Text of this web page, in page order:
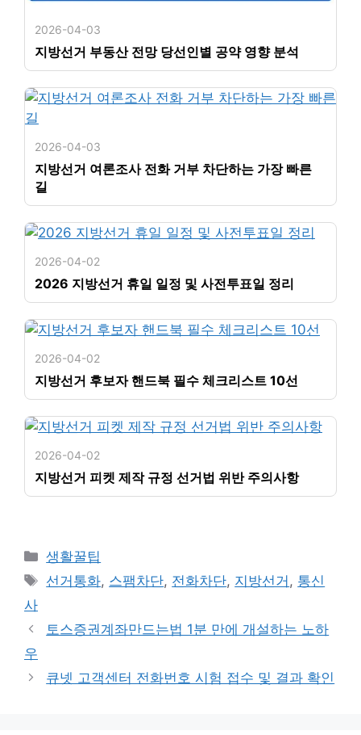
2026-04-03
지방선거 부동산 전망 당선인별 공약 영향 분석
2026-04-03
지방선거 여론조사 전화 거부 차단하는 가장 빠른
길
2026-04-02
2026 지방선거 휴일 일정 및 사전투표일 정리
2026-04-02
지방선거 후보자 핸드북 필수 체크리스트 10선
2026-04-02
지방선거 피켓 제작 규정 선거법 위반 주의사항
카
테
생활꿀팁
태
선거통화, 스팸차단, 전화차단, 지방선거 , 통신
사
토스증권계좌만드는법 1분 만에 개설하는 노하
우
큐넷 고객센터 전화번호 시험 접수 및 결과 확인